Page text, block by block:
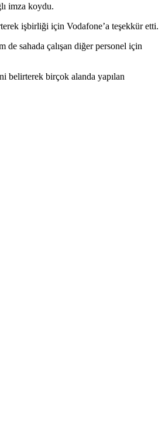
imza koydu.
işbirliği için Vodafone’a teşekkür etti.
de sahada çalışan diğer personel için
belirterek birçok alanda yapılan